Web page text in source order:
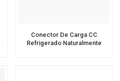
Conector De Carga CC
Refrigerado Naturalmente